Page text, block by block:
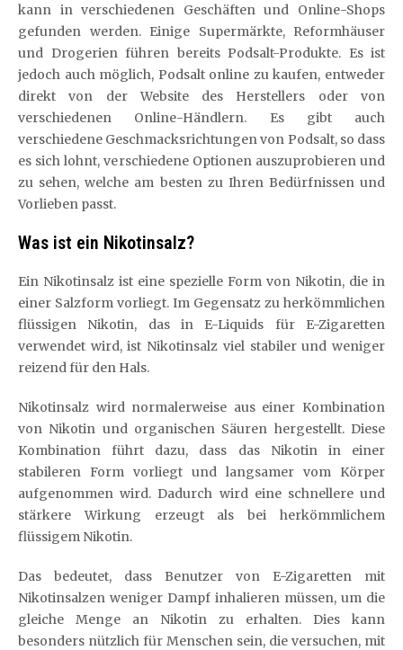
kann in verschiedenen Geschäften und Online-Shops
gefunden werden. Einige Supermärkte, Reformhäuser
und Drogerien führen bereits Podsalt-Produkte. Es ist
jedoch auch möglich, Podsalt online zu kaufen, entweder
direkt von der Website des Herstellers oder von
verschiedenen Online-Händlern. Es gibt auch
verschiedene Geschmacksrichtungen von Podsalt, so dass
es sich lohnt, verschiedene Optionen auszuprobieren und
zu sehen, welche am besten zu Ihren Bedürfnissen und
Vorlieben passt.
Was ist ein Nikotinsalz?
Ein Nikotinsalz ist eine spezielle Form von Nikotin, die in
einer Salzform vorliegt. Im Gegensatz zu herkömmlichen
flüssigen Nikotin, das in E-Liquids für E-Zigaretten
verwendet wird, ist Nikotinsalz viel stabiler und weniger
reizend für den Hals.
Nikotinsalz wird normalerweise aus einer Kombination
von Nikotin und organischen Säuren hergestellt. Diese
Kombination führt dazu, dass das Nikotin in einer
stabileren Form vorliegt und langsamer vom Körper
aufgenommen wird. Dadurch wird eine schnellere und
stärkere Wirkung erzeugt als bei herkömmlichem
flüssigem Nikotin.
Das bedeutet, dass Benutzer von E-Zigaretten mit
Nikotinsalzen weniger Dampf inhalieren müssen, um die
gleiche Menge an Nikotin zu erhalten. Dies kann
besonders nützlich für Menschen sein, die versuchen, mit